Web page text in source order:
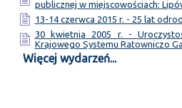
publicznej w miejscowościach:
13-14 czerwca 2015 r. - 25 lat
30 kwietnia 2005 r. -
Krajowego Systemu Ratowniczo
Więcej wydarzeń...